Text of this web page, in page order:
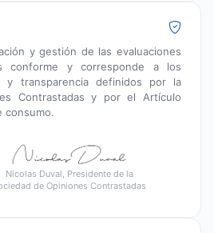
y gestión de las evaluaciones
conforme y corresponde a los
y transparencia definidos por la
Contrastadas y por el Artículo
consumo.
Nicolas Duval, Presidente de la
de Opiniones Contrastadas